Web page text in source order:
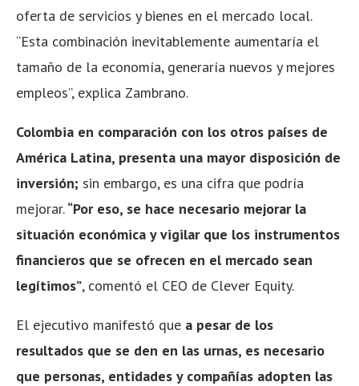
oferta de servicios y bienes en el mercado local.
“Esta combinación inevitablemente aumentaría el
tamaño de la economía, generaría nuevos y mejores
empleos”, explica Zambrano.
Colombia en comparación con los otros países de
América Latina, presenta una mayor disposición de
inversión; sin embargo, es una cifra que podría
mejorar.“Por eso, se hace necesario mejorar la
situación económica y vigilar que los instrumentos
financieros que se ofrecen en el mercado sean
legítimos”, comentó el CEO de Clever Equity.
El ejecutivo manifestó que a pesar de los
resultados que se den en las urnas, es necesario
que personas, entidades y compañías adopten las